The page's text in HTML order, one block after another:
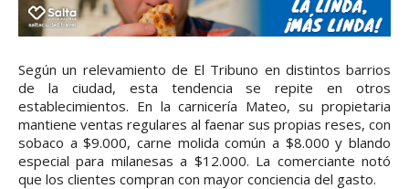
Según un relevamiento de El Tribuno en distintos barrios
de la ciudad, esta tendencia se repite en otros
establecimientos. En la carnicería Mateo, su propietaria
mantiene ventas regulares al faenar sus propias reses, con
sobaco a $9.000, carne molida común a $8.000 y blando
especial para milanesas a $12.000. La comerciante notó
que los clientes compran con mayor conciencia del gasto.